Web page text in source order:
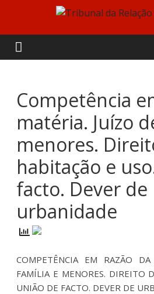
content
Tribunal
da
Relação
de
Coimbra
Competência
matéria. Juízo
menores.
habitação e
facto. Dever de
urbanidade
COMPETÊNCIA EM RAZÃO
FAMÍLIA E MENORES. DIREITO
UNIÃO DE FACTO. DEVER DE